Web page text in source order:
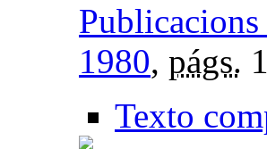
Publicacions
1980, págs.
Texto